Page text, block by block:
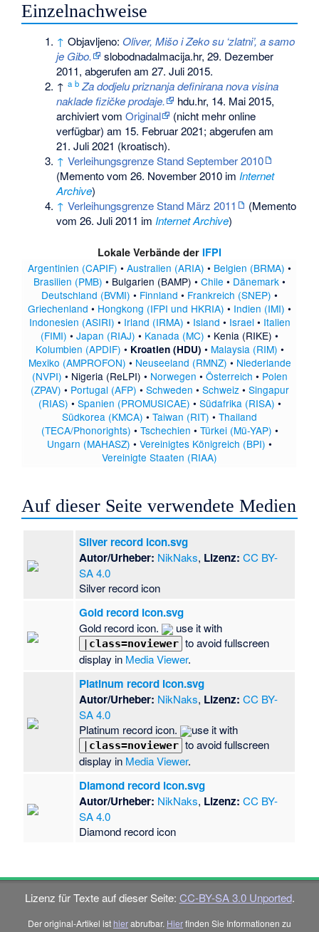
Einzelnachweise
↑ Objavljeno:Oliver, Mišo i Zeko su ‘zlatni’, a samo
je Gibo.
slobodnadalmacija.hr, 29. Dezember
2011, abgerufen am 27. Juli 2015.
↑a b Za dodjelu priznanja definirana nova visina
naklade fizičke prodaje.
hdu.hr, 14. Mai 2015,
archiviert vomOriginal
(nicht mehr online
verfügbar) am 15. Februar 2021; abgerufen am
21. Juli 2021 (kroatisch).
↑ Verleihungsgrenze Stand September 2010
(Mementovom 26. November 2010 imInternet
Archive)
↑ Verleihungsgrenze Stand März 2011 (Memento
vom 26. Juli 2011 imInternet Archive)
Lokale Verbände der IFPI
Argentinien (CAPIF) •Australien (ARIA) • Belgien (BRMA) •
Brasilien (PMB) • Bulgarien (BAMP) •Chile • Dänemark •
Deutschland (BVMI) • Finnland • Frankreich (SNEP) •
Griechenland • Hongkong (IFPI und HKRIA) • Indien (IMI) •
Indonesien (ASIRI) • Irland (IRMA) • Island • Israel • Italien
(FIMI) •Japan (RIAJ) • Kanada (MC) • Kenia (RIKE) •
Kolumbien (APDIF) • Kroatien (HDU) • Malaysia (RIM) •
Mexiko (AMPROFON) • Neuseeland (RMNZ) • Niederlande
(NVPI) • Nigeria (ReLPI) • Norwegen • Österreich • Polen
(ZPAV) • Portugal (AFP) • Schweden • Schweiz• Singapur
(RIAS) • Spanien (PROMUSICAE) • Südafrika (RISA) •
Südkorea (KMCA) •Taiwan (RIT) •Thailand
(TECA/Phonorights) • Tschechien • Türkei (Mü-YAP) •
Ungarn (MAHASZ) •Vereinigtes Königreich (BPI) •
Vereinigte Staaten (RIAA)
Auf dieser Seite verwendete Medien
Silver record icon.svg
Autor/Urheber: NikNaks, Lizenz: CC BY-
SA 4.0
Silver record icon
Gold record icon.svg
Gold record icon. use it with
| class=noviewer to avoid fullscreen
display in Media Viewer.
Platinum record icon.svg
Autor/Urheber: NikNaks, Lizenz: CC BY-
SA 4.0
Platinum record icon.
use it with
| class=noviewer to avoid fullscreen
display in Media Viewer.
Diamond record icon.svg
Autor/Urheber: NikNaks, Lizenz: CC BY-
SA 4.0
Diamond record icon
Lizenz für Texte auf dieser Seite: CC-BY-SA 3.0 Unported.
Der original-Artikel ist hierabrufbar. Hierfinden Sie Informationen zu